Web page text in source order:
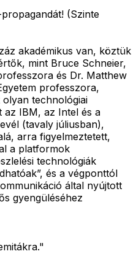
(Szinte
akadémikus van, köztük
mint Bruce Schneier,
és Dr. Matthew
professzora,
technológiai
az IBM, az Intel és a
(tavaly júliusban),
arra figyelmeztetett,
a platformok
technológiák
és a végponttól
által nyújtott
gyengüléséhez